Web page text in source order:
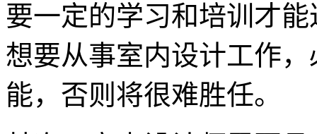
要一定的学习和培训才
想要从事室内设计工作
能，否则将很难胜任。